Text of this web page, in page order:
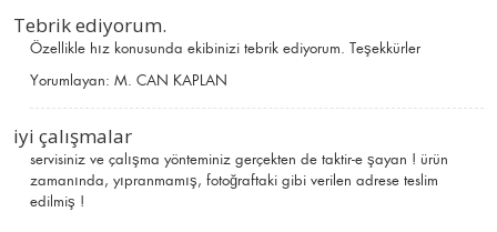
Tebrik ediyorum.
Özellikle hız konusunda ekibinizi tebrik ediyorum. Teşekkürler
Yorumlayan: M. CAN KAPLAN
iyi çalışmalar
servisiniz ve çalışma yönteminiz gerçekten de taktir-e şayan ! ürün
zamanında, yıpranmamış, fotoğraftaki gibi verilen adrese teslim
edilmiş !